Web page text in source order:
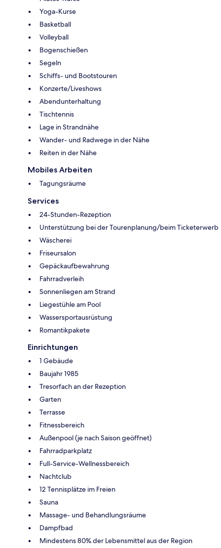
Yoga-Kurse
Basketball
Volleyball
Bogenschießen
Segeln
Schiffs- und Bootstouren
Konzerte/Liveshows
Abendunterhaltung
Tischtennis
Lage in Strandnähe
Wander- und Radwege in der Nähe
Reiten in der Nähe
Mobiles Arbeiten
Tagungsräume
Services
24-Stunden-Rezeption
Unterstützung bei der Tourenplanung/beim Ticketerwerb
Wäscherei
Friseursalon
Gepäckaufbewahrung
Fahrradverleih
Sonnenliegen am Strand
Liegestühle am Pool
Wassersportausrüstung
Romantikpakete
Einrichtungen
1 Gebäude
Baujahr 1985
Tresorfach an der Rezeption
Garten
Terrasse
Fitnessbereich
Außenpool (je nach Saison geöffnet)
Fahrradparkplatz
Full-Service-Wellnessbereich
Nachtclub
12 Tennisplätze im Freien
Sauna
Massage- und Behandlungsräume
Dampfbad
Mindestens 80% der Lebensmittel aus der Region